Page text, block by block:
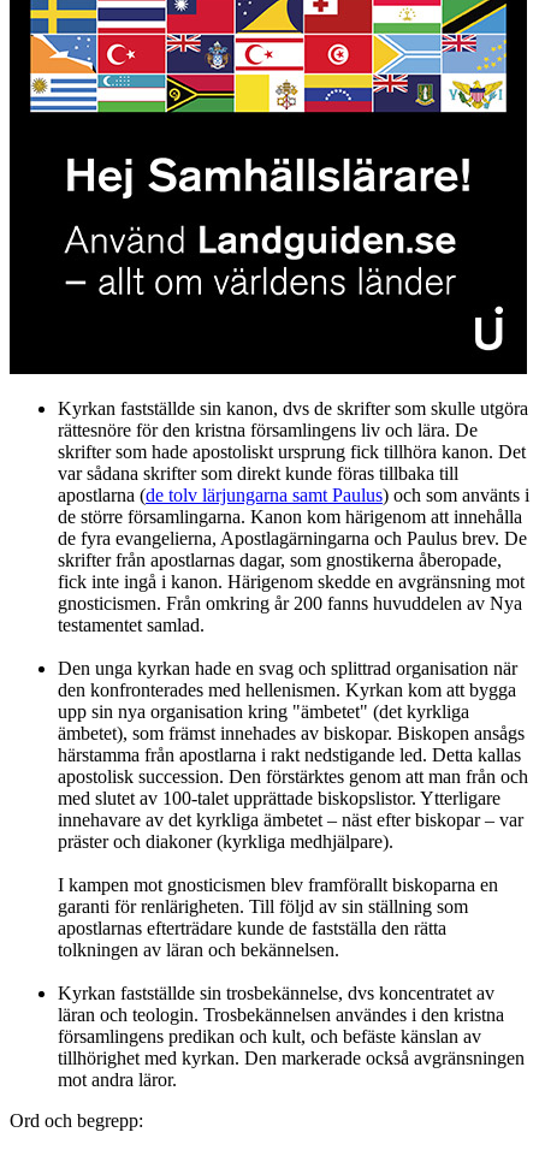
Kyrkan fastställde sin kanon, dvs de skrifter som skulle utgöra
rättesnöre för den kristna församlingens liv och lära. De
skrifter som hade apostoliskt ursprung fick tillhöra kanon. Det
var sådana skrifter som direkt kunde föras tillbaka till
apostlarna (de tolv lärjungarna samt Paulus) och som använts i
de större församlingarna. Kanon kom härigenom att innehålla
de fyra evangelierna, Apostlagärningarna och Paulus brev. De
skrifter från apostlarnas dagar, som gnostikerna åberopade,
fick inte ingå i kanon. Härigenom skedde en avgränsning mot
gnosticismen. Från omkring år 200 fanns huvuddelen av Nya
testamentet samlad.
Den unga kyrkan hade en svag och splittrad organisation när
den konfronterades med hellenismen. Kyrkan kom att bygga
upp sin nya organisation kring "ämbetet" (det kyrkliga
ämbetet), som främst innehades av biskopar. Biskopen ansågs
härstamma från apostlarna i rakt nedstigande led. Detta kallas
apostolisk succession. Den förstärktes genom att man från och
med slutet av 100-talet upprättade biskopslistor. Ytterligare
innehavare av det kyrkliga ämbetet – näst efter biskopar – var
präster och diakoner (kyrkliga medhjälpare).
I kampen mot gnosticismen blev framförallt biskoparna en
garanti för renlärigheten. Till följd av sin ställning som
apostlarnas efterträdare kunde de fastställa den rätta
tolkningen av läran och bekännelsen.
Kyrkan fastställde sin trosbekännelse, dvs koncentratet av
läran och teologin. Trosbekännelsen användes i den kristna
församlingens predikan och kult, och befäste känslan av
tillhörighet med kyrkan. Den markerade också avgränsningen
mot andra läror.
Ord och begrepp: